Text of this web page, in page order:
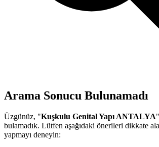
Arama Sonucu Bulunamadı
Üzgünüz, "Kuşkulu Genital Yapı ANTALYA
bulamadık. Lütfen aşağıdaki önerileri dikkate
yapmayı deneyin: